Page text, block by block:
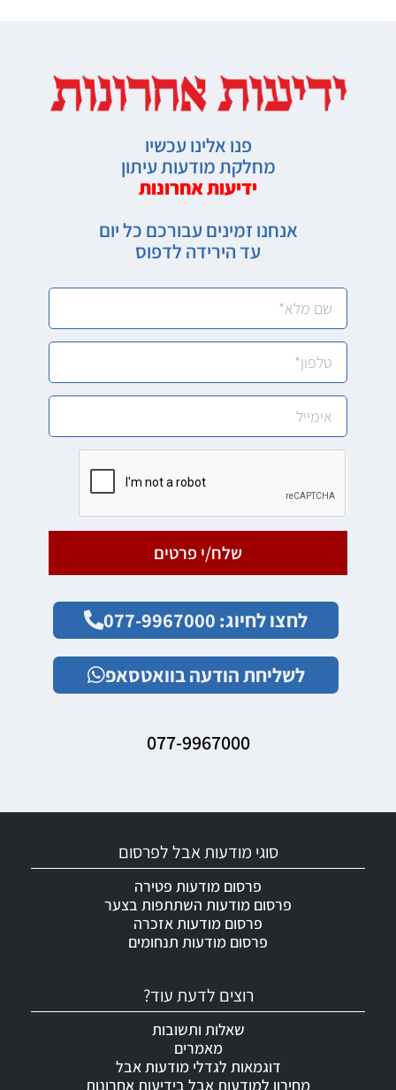
פנו אלינו עכשיו
מחלקת מודעות עיתון
ידיעות אחרונות
אנחנו זמינים עבורכם כל יום
עד הירידה לדפוס
שלח/י פרטים
לחצו לחיוג: 077-9967000
לשליחת הודעה בוואטסאפ
077-9967000
רוצים לדעת עוד?
שאלות ותשובות
מאמרים
דוגמאות לגדלי מודעות אבל
מחירון למודעות אבל בידיעות אחרונות
סוגי מודעות אבל לפרסום
פרסום מודעות פטירה
פרסום מודעות השתתפות בצער
פרסום מודעות אזכרה
פרסום מודעות תנחומים